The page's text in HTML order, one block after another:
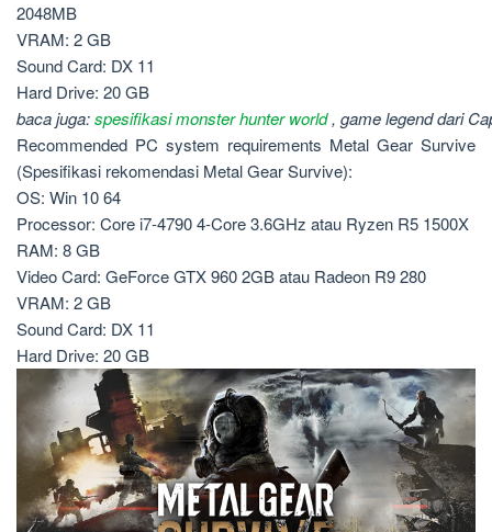
2048MB
VRAM: 2 GB
Sound Card: DX 11
Hard Drive: 20 GB
baca juga: spesifikasi monster hunter world , game legend dari
Recommended PC system requirements Metal Gear Survive
(Spesifikasi rekomendasi Metal Gear Survive):
OS: Win 10 64
Processor: Core i7-4790 4-Core 3.6GHz atau Ryzen R5 1500X
RAM: 8 GB
Video Card: GeForce GTX 960 2GB atau Radeon R9 280
VRAM: 2 GB
Sound Card: DX 11
Hard Drive: 20 GB